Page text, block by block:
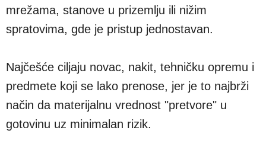
mrežama, stanove u prizemlju ili nižim
spratovima, gde je pristup jednostavan.
Najčešće ciljaju novac, nakit, tehničku opremu i
predmete koji se lako prenose, jer je to najbrži
način da materijalnu vrednost "pretvore" u
gotovinu uz minimalan rizik.